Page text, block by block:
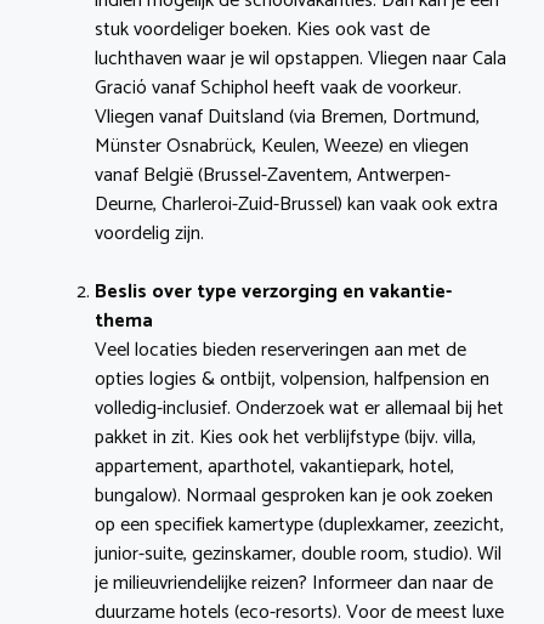
stuk voordeliger boeken. Kies ook vast de
luchthaven waar je wil opstappen. Vliegen naar Cala
Gració vanaf Schiphol heeft vaak de voorkeur.
Vliegen vanaf Duitsland (via Bremen, Dortmund,
Münster Osnabrück, Keulen, Weeze) en vliegen
vanaf België (Brussel-Zaventem, Antwerpen-
Deurne, Charleroi-Zuid-Brussel) kan vaak ook extra
voordelig zijn.
Beslis over type verzorging en vakantie-
thema
Veel locaties bieden reserveringen aan met de
opties logies & ontbijt, volpension, halfpension en
volledig-inclusief. Onderzoek wat er allemaal bij het
pakket in zit. Kies ook het verblijfstype (bijv. villa,
appartement, aparthotel, vakantiepark, hotel,
bungalow). Normaal gesproken kan je ook zoeken
op een specifiek kamertype (duplexkamer, zeezicht,
junior-suite, gezinskamer, double room, studio). Wil
je milieuvriendelijke reizen? Informeer dan naar de
duurzame hotels (eco-resorts). Voor de meest luxe